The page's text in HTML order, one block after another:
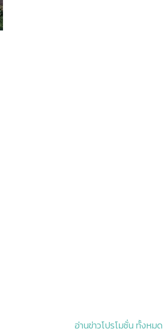
อ่านข่าวโปรโมชั่น ทั้งหมด